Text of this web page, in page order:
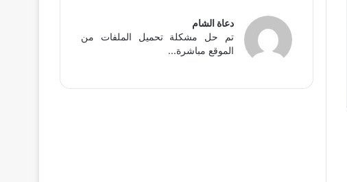
دعاة الشام
تم حل مشكلة تحميل الملفات من
الموقع مباشرة...